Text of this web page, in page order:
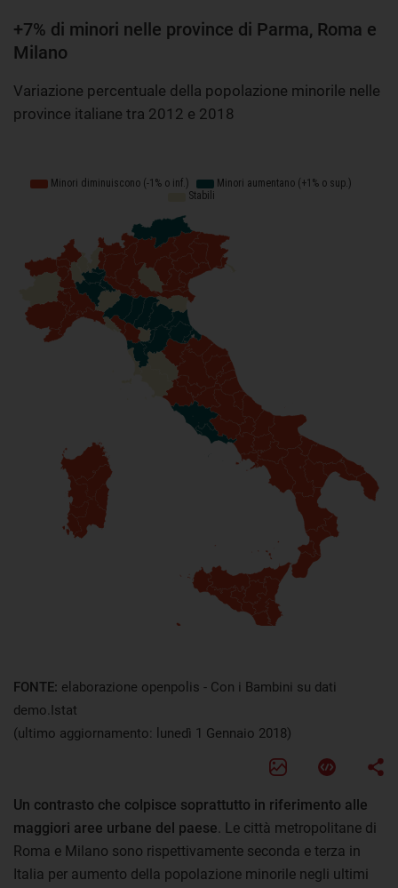
+7% di minori nelle province di Parma, Roma e
Milano
Variazione percentuale della popolazione minorile nelle
province italiane tra 2012 e 2018
FONTE: elaborazione openpolis - Con i Bambini su dati
demo.Istat
(ultimo aggiornamento: lunedì 1 Gennaio 2018)
Un contrasto che colpisce soprattutto in riferimento alle
maggiori aree urbane del paese. Le città metropolitane di
Roma e Milano sono rispettivamente seconda e terza in
Italia per aumento della popolazione minorile negli ultimi